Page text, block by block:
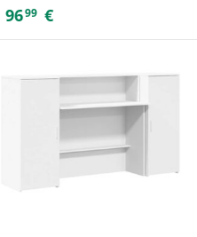
9699 €